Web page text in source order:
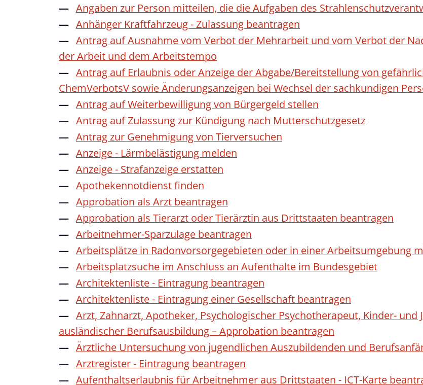
Angaben zur Person mitteilen, die die Aufgaben des
Anhänger Kraftfahrzeug - Zulassung beantragen
Antrag auf Ausnahme vom Verbot der Mehrarbeit und vom Verbot der
der Arbeit und dem Arbeitstempo
Antrag auf Erlaubnis oder Anzeige der Abgabe/Bereitstellung von
ChemVerbotsV sowie Änderungsanzeigen bei Wechsel der sachkundigen
Antrag auf Weiterbewilligung von Bürgergeld stellen
Antrag auf Zulassung zur Kündigung nach Mutterschutzgesetz
Antrag zur Genehmigung von Tierversuchen
Anzeige - Lärmbelästigung melden
Anzeige - Strafanzeige erstatten
Apothekennotdienst finden
Approbation als Arzt beantragen
Approbation als Tierarzt oder Tierärztin aus Drittstaaten beantragen
Arbeitnehmer-Sparzulage beantragen
Arbeitsplätze in Radonvorsorgegebieten oder in einer Arbeitsumgebung
Arbeitsplatzsuche im Anschluss an Aufenthalte im Bundesgebiet
Architektenliste - Eintragung beantragen
Architektenliste - Eintragung einer Gesellschaft beantragen
Arzt, Zahnarzt, Apotheker, Psychologischer Psychotherapeut, Kinder-
ausländischer Berufsausbildung – Approbation beantragen
Ärztliche Untersuchung von jugendlichen Auszubildenden und
Arztregister - Eintragung beantragen
Aufenthaltserlaubnis für Arbeitnehmer aus Drittstaaten - ICT-Karte